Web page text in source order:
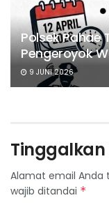
Polsek Pahae
Pengeroyok
9 JUNI 2026
Alamat email Anda
wajib ditandai *